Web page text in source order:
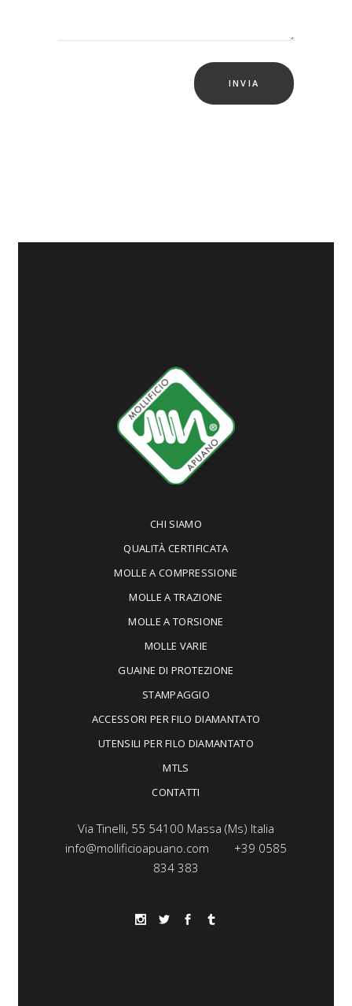
CHI SIAMO
QUALITÀ CERTIFICATA
MOLLE A COMPRESSIONE
MOLLE A TRAZIONE
MOLLE A TORSIONE
MOLLE VARIE
GUAINE DI PROTEZIONE
STAMPAGGIO
ACCESSORI PER FILO DIAMANTATO
UTENSILI PER FILO DIAMANTATO
MTLS
CONTATTI
Via Tinelli, 55 54100 Massa (Ms) Italia
info@mollificioapuano.com
+39 0585
834 383